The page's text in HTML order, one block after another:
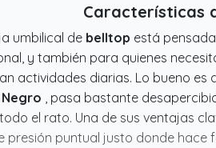
Características
umbilical de belltop está
y también para quienes
actividades diarias. Lo bueno
Negro , pasa bastante
el rato. Una de sus ventajas
presión puntual justo donde hace